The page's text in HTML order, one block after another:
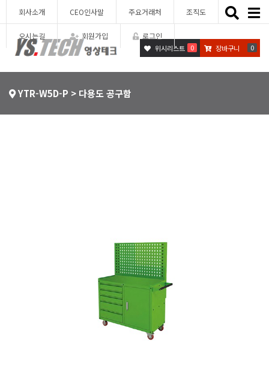
회사소개 CEO인사말 주요거래처 조직도
오시는길 회원가입 로그인
Toggle
위시리스트 0 장바구니 0
YTR-W5D-P > 다용도 공구함